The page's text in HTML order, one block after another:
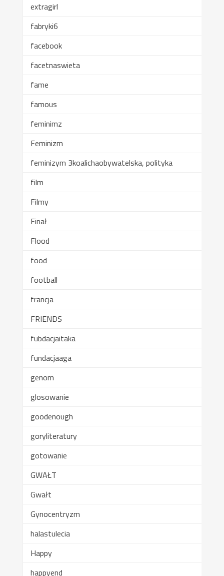
extragirl
fabryki6
facebook
facetnaswieta
fame
famous
feminimz
Feminizm
feminizym 3koalichaobywatelska, polityka
film
Filmy
Finał
Flood
food
football
francja
FRIENDS
fubdacjaitaka
fundacjaaga
genom
glosowanie
goodenough
goryliteratury
gotowanie
GWAŁT
Gwałt
Gynocentryzm
halastulecia
Happy
happyend